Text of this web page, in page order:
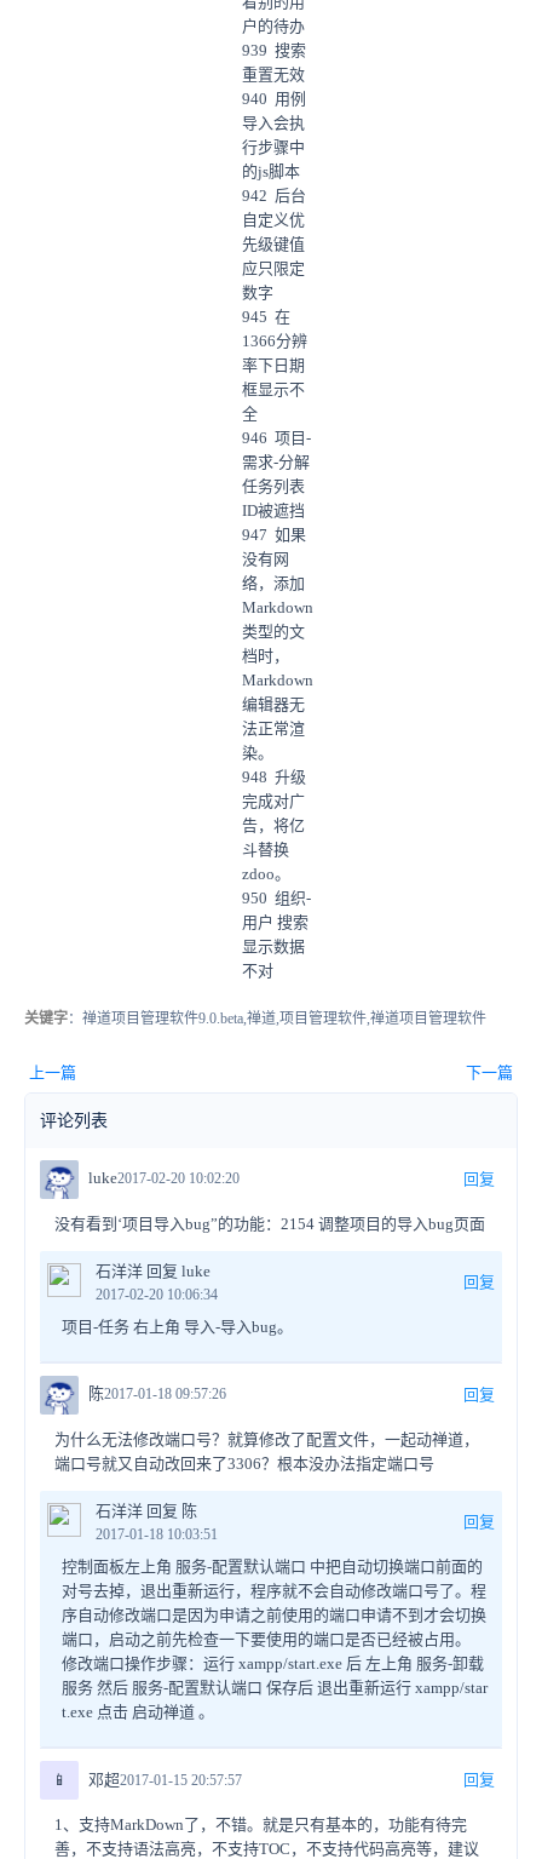
户的待办
939 搜索
重置无效
940 用例
导入会执
行步骤中
的js脚本
942 后台
自定义优
先级键值
应只限定
数字
945 在
1366分辨
率下日期
框显示不
全
946 项目-
需求-分解
任务列表
ID被遮挡
947 如果
没有网
络，添加
Markdown
类型的文
档时，
Markdown
编辑器无
法正常渲
染。
948 升级
完成对广
告，将亿
斗替换
zdoo。
950 组织-
用户 搜索
显示数据
不对
关键字：禅道项目管理软件9.0.beta,禅道,项目管理软件,禅道项目管理软件
上一篇 下一篇
评论列表
luke2017-02-20 10:02:20 回复
没有看到‘项目导入bug”的功能：2154 调整项目的导入bug页面
石洋洋 回复 luke
2017-02-20 10:06:34
回复
项目-任务 右上角 导入-导入bug。
陈2017-01-18 09:57:26 回复
为什么无法修改端口号？就算修改了配置文件，一起动禅道，
端口号就又自动改回来了3306？根本没办法指定端口号
石洋洋 回复 陈
2017-01-18 10:03:51
回复
控制面板左上角 服务-配置默认端口 中把自动切换端口前面的
对号去掉，退出重新运行，程序就不会自动修改端口号了。程
序自动修改端口是因为申请之前使用的端口申请不到才会切换
端口，启动之前先检查一下要使用的端口是否已经被占用。
修改端口操作步骤：运行 xampp/start.exe 后 左上角 服务-卸载
服务 然后 服务-配置默认端口 保存后 退出重新运行 xampp/star
t.exe 点击 启动禅道 。
📱 邓超2017-01-15 20:57:57 回复
1、支持MarkDown了，不错。就是只有基本的，功能有待完
善，不支持语法高亮，不支持TOC，不支持代码高亮等，建议